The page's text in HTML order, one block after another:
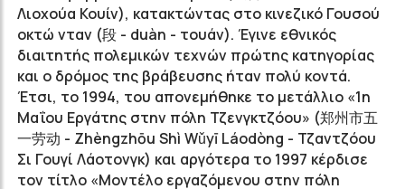
Λιοχούα Κουίν), κατακτώντας στο κινεζικό Γουσού
οκτώ νταν (段 - duàn - τουάν). Έγινε εθνικός
διαιτητής πολεμικών τεχνών πρώτης κατηγορίας
και ο δρόμος της βράβευσης ήταν πολύ κοντά.
Έτσι, το 1994, του απονεμήθηκε το μετάλλιο «1η
Μαΐου Εργάτης στην πόλη Τζενγκτζόου» (郑州市五
一劳动 - Zhèngzhōu Shì Wǔyī Láodòng - Τζαντζόου
Σι Γουγί Λάοτονγκ) και αργότερα το 1997 κέρδισε
τον τίτλο «Μοντέλο εργαζόμενου στην πόλη